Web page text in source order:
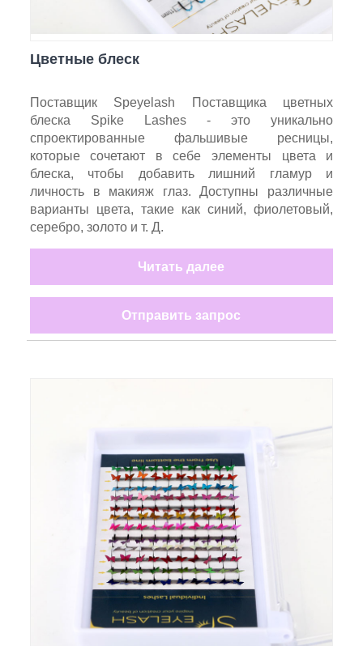
Цветные блеск
Поставщик Speyelash Поставщика цветных
блеска Spike Lashes - это уникально
спроектированные фальшивые ресницы,
которые сочетают в себе элементы цвета и
блеска, чтобы добавить лишний гламур и
личность в макияж глаз. Доступны различные
варианты цвета, такие как синий, фиолетовый,
серебро, золото и т. Д.
Читать далее
Отправить запрос